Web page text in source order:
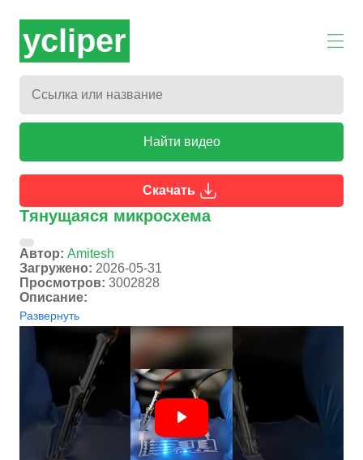
ycliper
Найти видео
Скачать
Тянущаяся микросхема
Автор: Amitesh
Загружено: 2026-05-31
Просмотров: 3002828
Описание:
Развернуть